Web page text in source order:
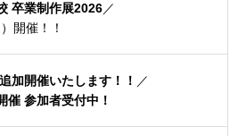
卒業制作展2026／
開催！！
加開催いたします！！ ／
催 参加者受付中！